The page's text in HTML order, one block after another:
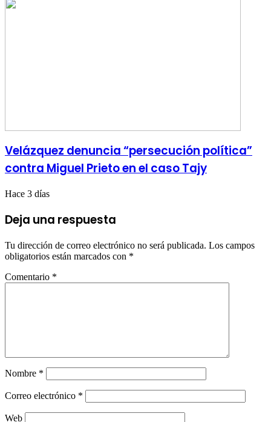
Velázquez denuncia “persecución política”
contra Miguel Prieto en el caso Tajy
Hace 3 días
Deja una respuesta
Tu dirección de correo electrónico no será publicada. Los campos
obligatorios están marcados con *
Comentario *
Nombre *
Correo electrónico *
Web